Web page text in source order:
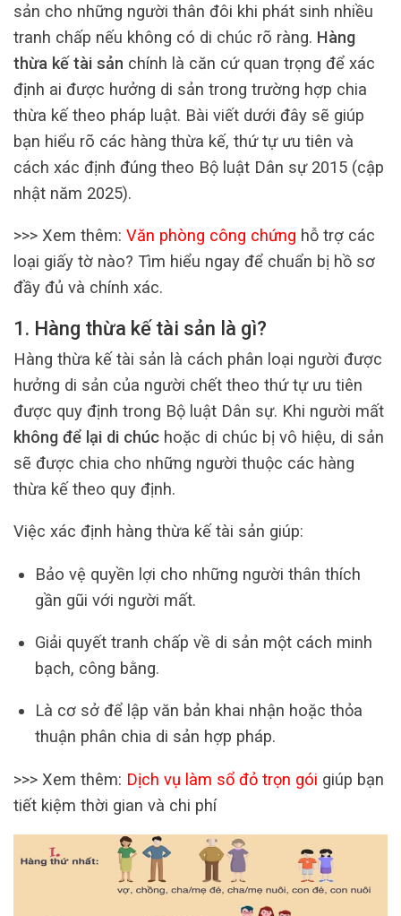
sản cho những người thân đôi khi phát sinh nhiều
tranh chấp nếu không có di chúc rõ ràng. Hàng
thừa kế tài sản chính là căn cứ quan trọng để xác
định ai được hưởng di sản trong trường hợp chia
thừa kế theo pháp luật. Bài viết dưới đây sẽ giúp
bạn hiểu rõ các hàng thừa kế, thứ tự ưu tiên và
cách xác định đúng theo Bộ luật Dân sự 2015 (cập
nhật năm 2025).
>>> Xem thêm: Văn phòng công chứng hỗ trợ các
loại giấy tờ nào? Tìm hiểu ngay để chuẩn bị hồ sơ
đầy đủ và chính xác.
1. Hàng thừa kế tài sản là gì?
Hàng thừa kế tài sản là cách phân loại người được
hưởng di sản của người chết theo thứ tự ưu tiên
được quy định trong Bộ luật Dân sự. Khi người mất
không để lại di chúc hoặc di chúc bị vô hiệu, di sản
sẽ được chia cho những người thuộc các hàng
thừa kế theo quy định.
Việc xác định hàng thừa kế tài sản giúp:
Bảo vệ quyền lợi cho những người thân thích
gần gũi với người mất.
Giải quyết tranh chấp về di sản một cách minh
bạch, công bằng.
Là cơ sở để lập văn bản khai nhận hoặc thỏa
thuận phân chia di sản hợp pháp.
>>> Xem thêm: Dịch vụ làm sổ đỏ trọn gói giúp bạn
tiết kiệm thời gian và chi phí